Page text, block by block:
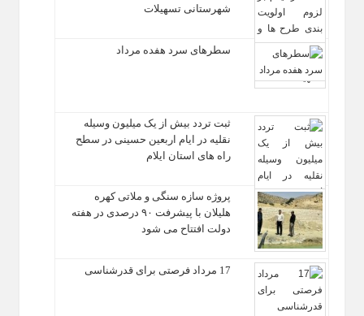
شهرستانی تسهیلات
سطرهای سرد هفده مرداد
ثبت تردد بیش از یک میلیون وسیله
نقلیه در ایام اربعین حسینی در سطح
راه‌ های استان ایلام
پروژه سازه سنگی و ملاتی کهره
هلیلان با پیشرفت ۹۰ درصدی در هفته
دولت افتتاح می شود
17 مرداد فرصتی برای قدرشناسی